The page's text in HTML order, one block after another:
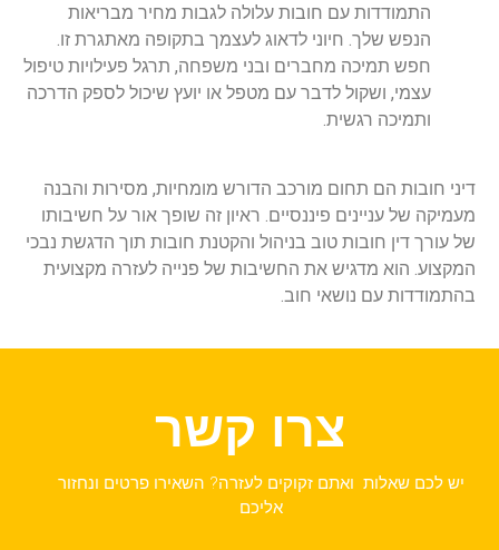
התמודדות עם חובות עלולה לגבות מחיר מבריאות
הנפש שלך. חיוני לדאוג לעצמך בתקופה מאתגרת זו.
חפש תמיכה מחברים ובני משפחה, תרגל פעילויות טיפול
עצמי, ושקול לדבר עם מטפל או יועץ שיכול לספק הדרכה
ותמיכה רגשית.
דיני חובות הם תחום מורכב הדורש מומחיות, מסירות והבנה
מעמיקה של עניינים פיננסיים. ראיון זה שופך אור על חשיבותו
של עורך דין חובות טוב בניהול והקטנת חובות תוך הדגשת נבכי
המקצוע. הוא מדגיש את החשיבות של פנייה לעזרה מקצועית
בהתמודדות עם נושאי חוב.
צרו קשר
יש לכם שאלות ואתם זקוקים לעזרה? השאירו פרטים ונחזור
אליכם